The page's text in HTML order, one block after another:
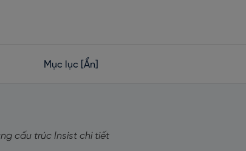
Mục lục [Ẩn]
cấu trúc Insist chi tiết